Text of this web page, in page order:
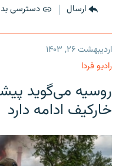
ارسال دسترسی
اردیبهشت ۲۶, ۱۴۰۳
رادیو فردا
روسیه می‌گوید
خارکیف ادامه دارد